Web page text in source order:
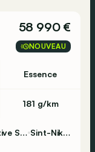
58 990 €
NOUVEAU
Essence
181 g/km
Used Cars Center - Hedin Automotive Sint-Niklaas Sint-Niklaas